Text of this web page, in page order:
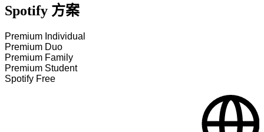
Spotify 方案
Premium Individual
Premium Duo
Premium Family
Premium Student
Spotify Free